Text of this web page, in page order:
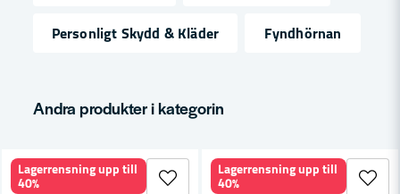
Namn
Ja, ni får publicera min fråga
Personligt Skydd & Kläder
Fyndhörnan
Andra produkter i kategorin
Lagerrensning upp till
40%
Lagerrensning upp till
40%